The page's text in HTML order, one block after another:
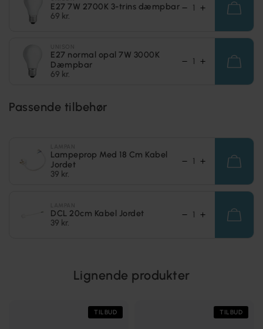
E27 7W 2700K 3-trins dæmpbar
69 kr.
E27 normal opal 7W 3000K
Dæmpbar
69 kr.
Passende tilbehør
Lampeprop Med 18 Cm Kabel
Jordet
39 kr.
DCL 20cm Kabel Jordet
39 kr.
Lignende produkter
TILBUD TILBUD